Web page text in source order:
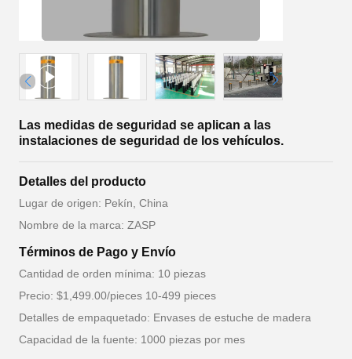
Las medidas de seguridad se aplican a las
instalaciones de seguridad de los vehículos.
Detalles del producto
Lugar de origen: Pekín, China
Nombre de la marca: ZASP
Términos de Pago y Envío
Cantidad de orden mínima: 10 piezas
Precio: $1,499.00/pieces 10-499 pieces
Detalles de empaquetado: Envases de estuche de madera
Capacidad de la fuente: 1000 piezas por mes